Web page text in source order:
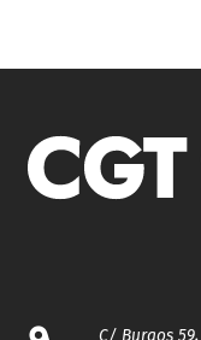
C/ Burgos